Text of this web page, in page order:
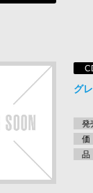
グ
発